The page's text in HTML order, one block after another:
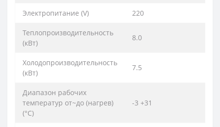
Электропитание (V) 220
Теплопроизводительность
(кВт)
8.0
Холодопроизводительность
(кВт)
7.5
Диапазон рабочих
температур от~до (нагрев)
(°C)
-3 +31